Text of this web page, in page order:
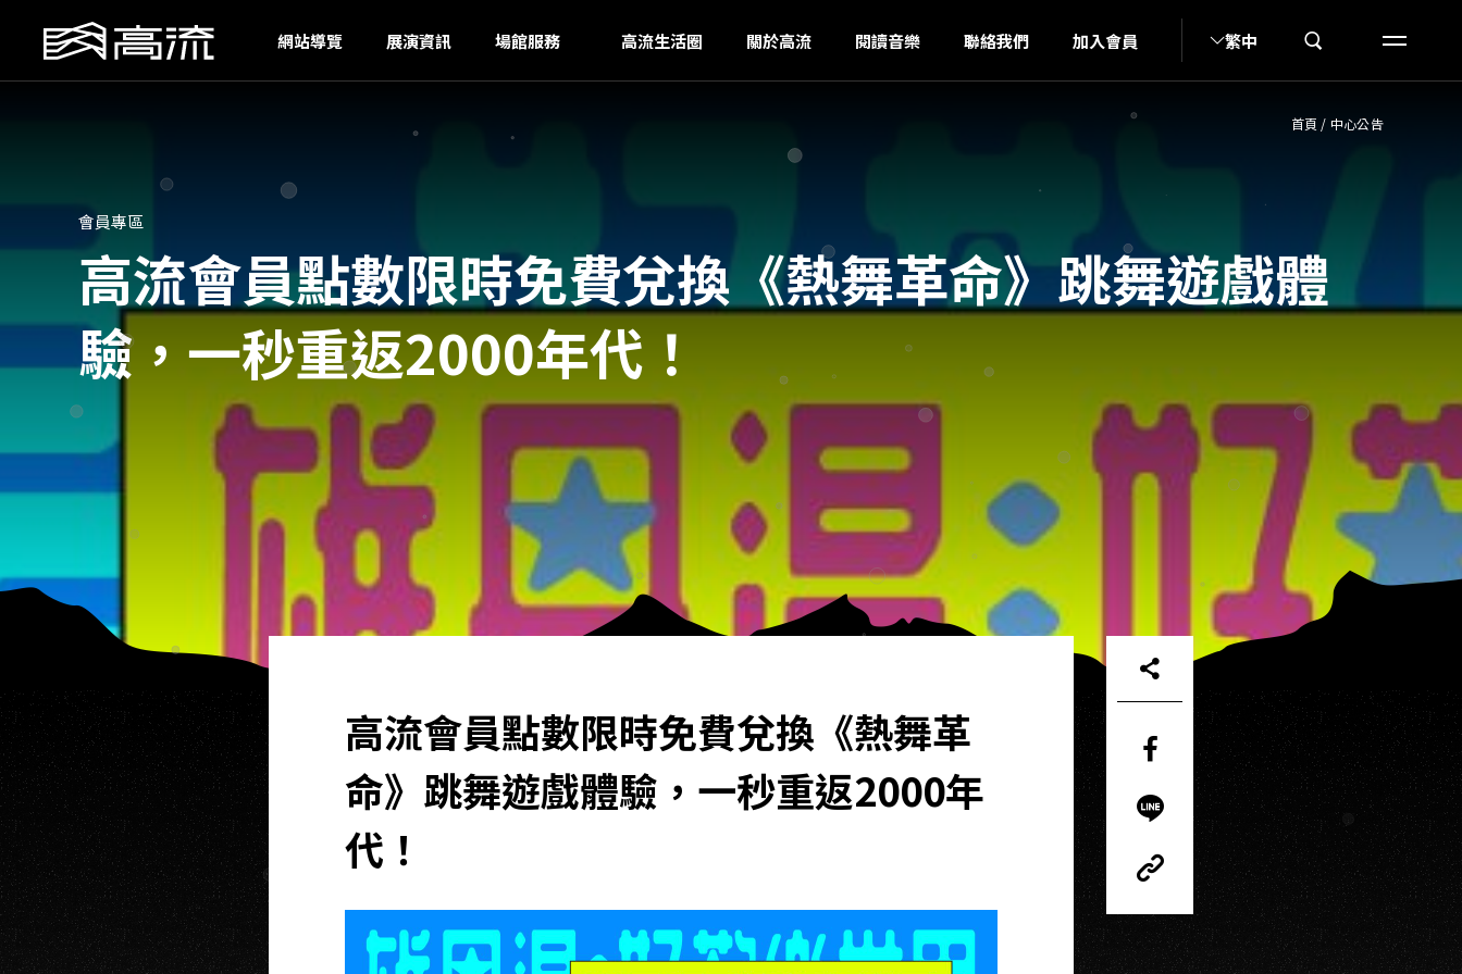
網站導覽 展演資訊 場館服務 高流生活圈 關於高流 閱讀音樂 聯絡我們 加入會員 繁中
首頁 / 中心公告
會員專區
高流會員點數限時免費兌換《熱舞革命》跳舞遊戲體
驗，一秒重返2000年代！
高流會員點數限時免費兌換《熱舞革
命》跳舞遊戲體驗，一秒重返2000年
代！
Share
Facebook
Share
on
LINE
Copy
Copy
Link